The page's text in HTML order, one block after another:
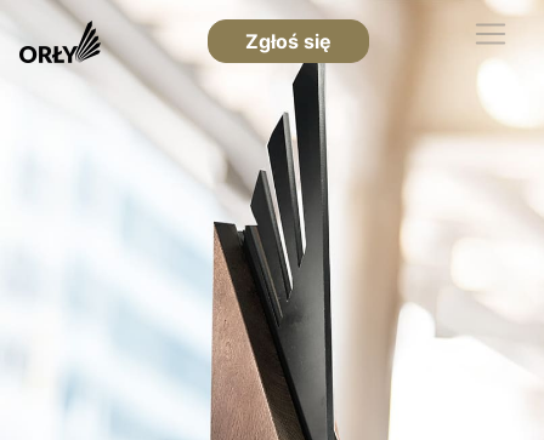
Zgłoś się